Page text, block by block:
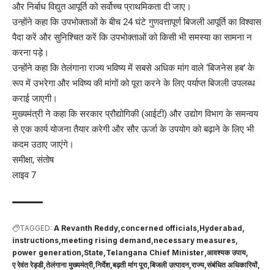
और निर्बाध विद्युत आपूर्ति को सर्वोच्च प्राथमिकता दी जाए।
उन्होंने कहा कि उपभोक्ताओं के बीच 24 घंटे गुणवत्तापूर्ण बिजली आपूर्ति का विश्वास
पैदा करें और सुनिश्चित करें कि उपभोक्ताओं को किसी भी समस्या का सामना न
करना पड़े।
उन्होंने कहा कि तेलंगाना राज्य भविष्य में सबसे अधिक मांग वाले ‘बिजनेस हब’ के
रूप में उभरेगा और भविष्य की मांगों को पूरा करने के लिए पर्याप्त बिजली उपलब्ध
कराई जाएगी।
मुख्यमंत्री ने कहा कि सरकार प्रौद्योगिकी (आईटी) और उद्योग विभाग के समन्वय
से एक कार्य योजना तैयार करेगी और सौर ऊर्जा के उपयोग को बढ़ाने के लिए भी
कदम उठाए जाएंगे।
समीक्षा, संतोष
लाइव 7
TAGGED: A Revanth Reddy concerned officials Hyderabad
instructions meeting rising demand necessary measures
power generation State Telangana Chief Minister आवश्यक उपाय
ए रेवंत रेड्डी तेलंगाना मुख्यमंत्री निर्देश बढ़ती मांग पूरा बिजली उत्पादन राज्य संबंधित अधिकारियों